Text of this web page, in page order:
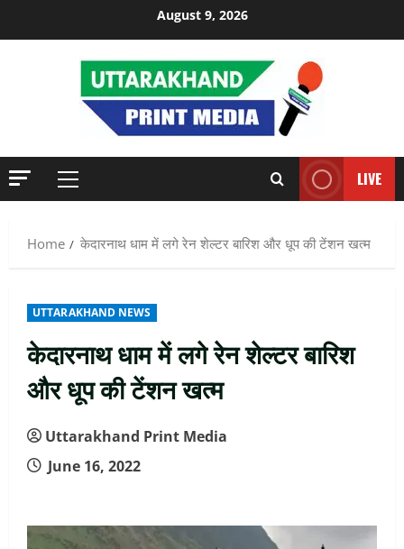
August 9, 2026
Primary
LIVE
Home केदारनाथ धाम में लगे रेन शेल्टर बारिश और धूप की टेंशन खत्म
UTTARAKHAND NEWS
केदारनाथ धाम में लगे रेन शेल्टर बारिश
और धूप की टेंशन खत्म
Uttarakhand Print Media
June 16, 2022